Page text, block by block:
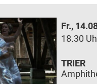
Fr.,
18.30
TRIER